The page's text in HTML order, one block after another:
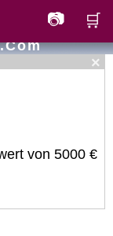
📷 🛒
×
von 5000 €